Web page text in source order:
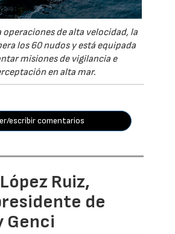
operaciones de alta velocidad, la
los 60 nudos y está equipada
misiones de vigilancia e
en alta mar.
escribir comentarios
Ruiz,
de
Genci